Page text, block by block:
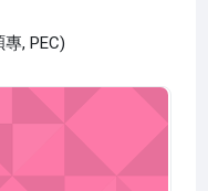
, PEC)